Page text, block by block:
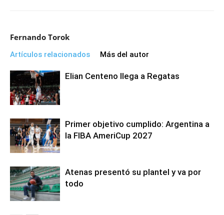
Fernando Torok
Artículos relacionados Más del autor
Elian Centeno llega a Regatas
Primer objetivo cumplido: Argentina a
la FIBA AmeriCup 2027
Atenas presentó su plantel y va por
todo